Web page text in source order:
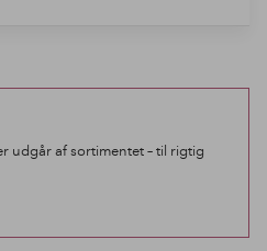
udgår af sortimentet – til rigtig